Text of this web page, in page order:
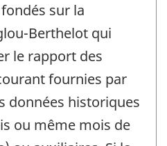
sur la
Berthelot qui
le rapport des
fournies par
données historiques
ou même mois de